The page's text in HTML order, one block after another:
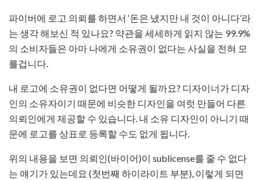
파이버에 로고 의뢰를 하면서 ‘돈은 냈지만 내 것이 아니다’라
는 생각 해보신 적 있나요? 약관을 세세하게 읽지 않는 99.9%
의 소비자들은 아마 나에게 소유권이 없다는 사실을 전혀 모
를겁니다.
내 로고에 소유권이 없다면 어떻게 될까요? 디자이너가 디자
인의 소유자이기 때문에 비슷한 디자인을 여럿 만들어 다른
의뢰인에게 제공할 수 있습니다. 내 소유 디자인이 아니기 때
문에 로고를 상표로 등록할 수도 없게 됩니다.
위의 내용을 보면 의뢰인(바이어)이 sublicense를 줄 수 없다
는 얘기가 있는데요 (첫번째 하이라이트 부분), 이렇게 되면